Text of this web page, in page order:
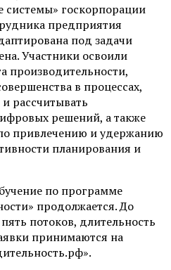
системы» госкорпорации
предприятия
под задачи
Участники освоили
производительности,
в процессах,
рассчитывать
решений, а также
привлечению и удержанию
планирования и
по программе
продолжается. До
потоков, длительность
принимаются на